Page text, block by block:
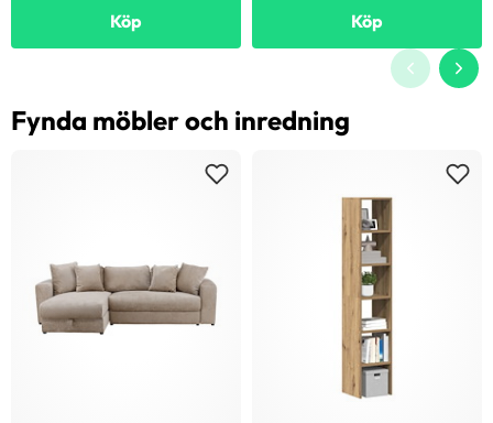
Köp Köp
Fynda möbler och inredning